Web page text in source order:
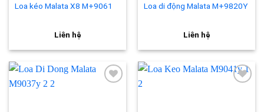
Loa kéo Malata X8 M+9061
Liên hệ
Loa di động Malata M+9820Y
Liên hệ